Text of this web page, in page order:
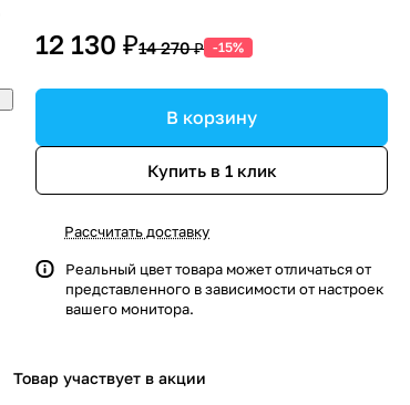
12 130 ₽14 270 ₽ -15%
В корзину
Купить в 1 клик
Рассчитать доставку
Реальный цвет товара может отличаться от
представленного в зависимости от настроек
вашего монитора.
Товар участвует в акции